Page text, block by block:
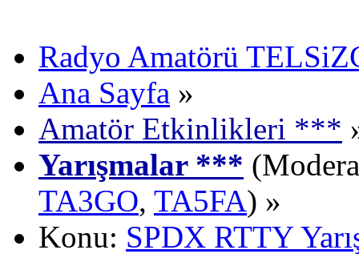
Radyo Amatörü
Ana Sayfa »
Amatör Etkinlikleri ***
Yarışmalar ***
TA3GO, TA5FA) »
Konu: SPDX RTTY